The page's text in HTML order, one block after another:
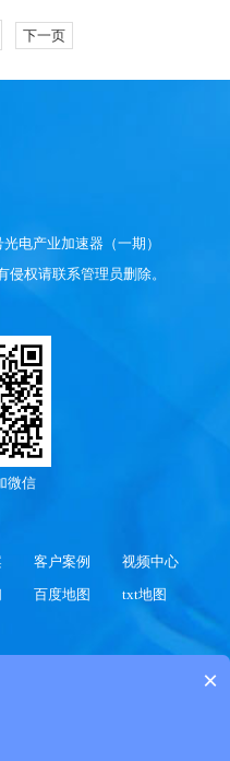
下一页
电产业加速器（一期）
权请联系管理员删除。
微信
客户案例
视频中心
百度地图 txt地图
Reserved.
×